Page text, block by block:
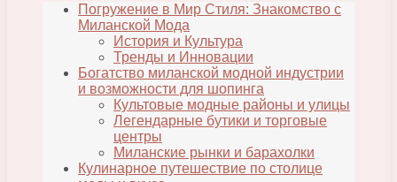
Погружение в Мир Стиля: Знакомство с
Миланской Мода
История и Культура
Тренды и Инновации
Богатство миланской модной индустрии
и возможности для шопинга
Культовые модные районы и улицы
Легендарные бутики и торговые
центры
Миланские рынки и барахолки
Кулинарное путешествие по столице